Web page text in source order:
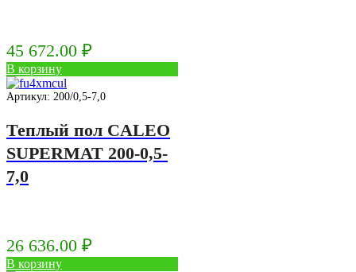
45 672.00 ₽
В корзину
Артикул: 200/0,5-7,0
Теплый пол CALEO
SUPERMAT 200-0,5-
7,0
26 636.00 ₽
В корзину